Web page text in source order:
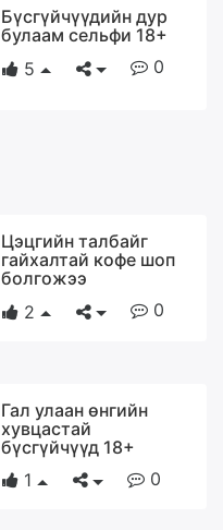
Бүсгүйчүүдийн дур
булаам сельфи 18+
5
0
Цэцгийн талбайг
гайхалтай кофе шоп
болгожээ
2
0
Гал улаан өнгийн
хувцастай
бүсгүйчүүд 18+
1
0